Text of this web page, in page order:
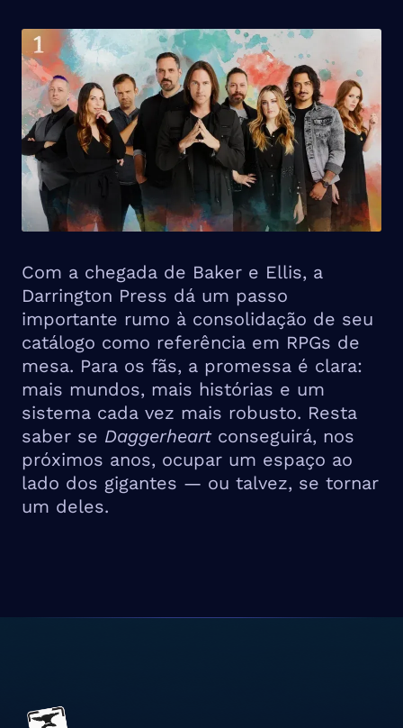
Com a chegada de Baker e Ellis, a
Darrington Press dá um passo
importante rumo à consolidação de seu
catálogo como referência em RPGs de
mesa. Para os fãs, a promessa é clara:
mais mundos, mais histórias e um
sistema cada vez mais robusto. Resta
saber se Daggerheartconseguirá, nos
próximos anos, ocupar um espaço ao
lado dos gigantes — ou talvez, se tornar
um deles.